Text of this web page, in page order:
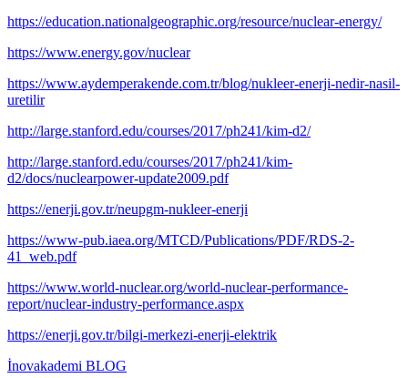
https://education.nationalgeographic.org/resource/nuclear-energy/
https://www.energy.gov/nuclear
https://www.aydemperakende.com.tr/blog/nukleer-enerji-nedir-nasil-
uretilir
http://large.stanford.edu/courses/2017/ph241/kim-d2/
http://large.stanford.edu/courses/2017/ph241/kim-
d2/docs/nuclearpower-update2009.pdf
https://enerji.gov.tr/neupgm-nukleer-enerji
https://www-pub.iaea.org/MTCD/Publications/PDF/RDS-2-
41_web.pdf
https://www.world-nuclear.org/world-nuclear-performance-
report/nuclear-industry-performance.aspx
https://enerji.gov.tr/bilgi-merkezi-enerji-elektrik
İnovakademi BLOG